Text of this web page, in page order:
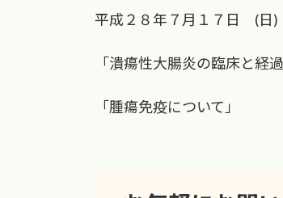
新
:
平成２８年７月１７日 (
「潰瘍性大腸炎の臨床
「腫瘍免疫について